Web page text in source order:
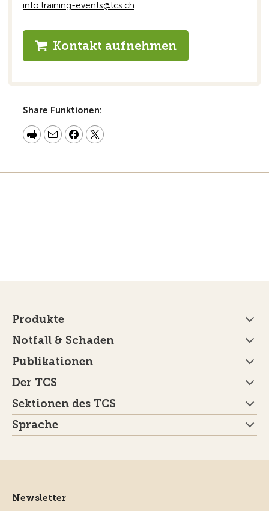
info.training-events@tcs.ch
Kontakt aufnehmen
Share Funktionen:
Produkte
Notfall & Schaden
Publikationen
Der TCS
Sektionen des TCS
Sprache
Newsletter